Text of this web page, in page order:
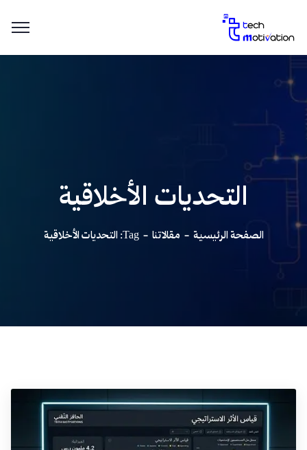
التحديات الأخلاقية
الصفحة الرئيسية مقالاتنا Tag: التحديات الأخلاقية